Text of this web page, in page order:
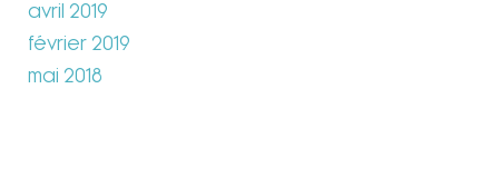
avril 2019
février 2019
mai 2018